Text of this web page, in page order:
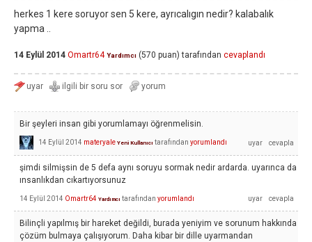
herkes 1 kere soruyor sen 5 kere, ayrıcalıgın nedir? kalabalık
yapma ..
14 Eylül 2014 Omartr64 Yardımcı (570 puan) tarafından cevaplandı
Bir şeyleri insan gibi yorumlamayı öğrenmelisin.
14 Eylül 2014 materyale Yeni Kullanıcı tarafından yorumlandı
şimdi silmişsin de 5 defa aynı soruyu sormak nedir ardarda. uyarınca da
ınsanlıkdan cıkartıyorsunuz
14 Eylül 2014 Omartr64 Yardımcı tarafından yorumlandı
Bilinçli yapılmış bir hareket değildi, burada yeniyim ve sorunum hakkında
çözüm bulmaya çalışıyorum. Daha kibar bir dille uyarmandan